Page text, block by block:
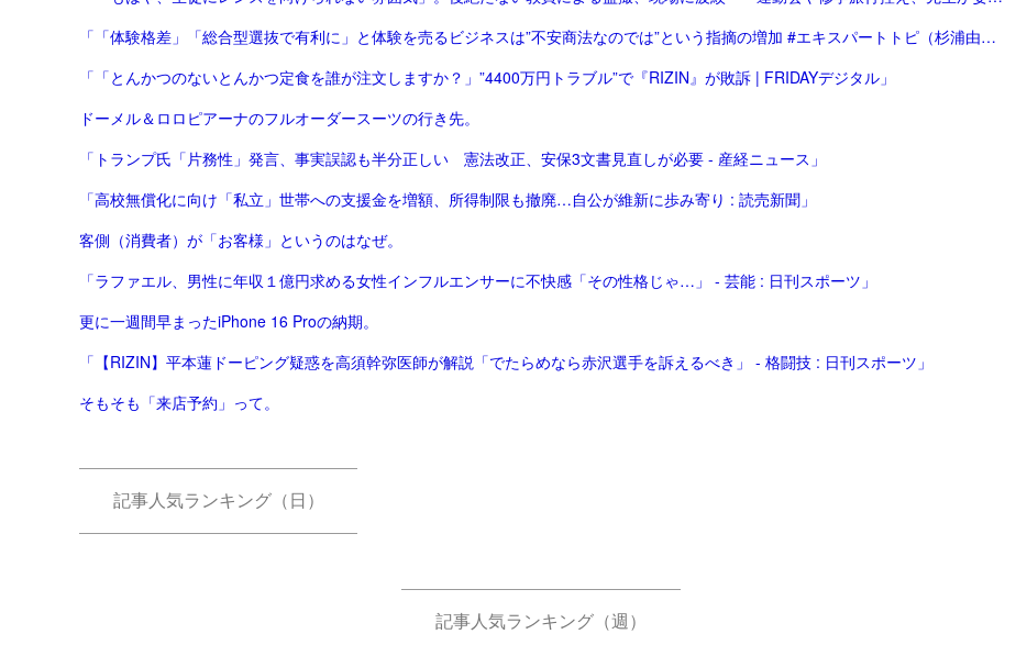
「「体験格差」「総合型選抜で有利に」と体験を売るビジネスは”不安商法なのでは”という指摘の増加 #エキスパートトピ（杉浦由美子） - エキスパート - Yahoo!ニュース」
「「とんかつのないとんかつ定食を誰が注文しますか？」”4400万円トラブル”で『RIZIN』が敗訴 | FRIDAYデジタル」
ドーメル＆ロロピアーナのフルオーダースーツの行き先。
「トランプ氏「片務性」発言、事実誤認も半分正しい 憲法改正、安保3文書見直しが必要 - 産経ニュース」
「高校無償化に向け「私立」世帯への支援金を増額、所得制限も撤廃…自公が維新に歩み寄り : 読売新聞」
客側（消費者）が「お客様」というのはなぜ。
「ラファエル、男性に年収１億円求める女性インフルエンサーに不快感「その性格じゃ…」 - 芸能 : 日刊スポーツ」
更に一週間早まったiPhone 16 Proの納期。
「【RIZIN】平本蓮ドーピング疑惑を高須幹弥医師が解説「でたらめなら赤沢選手を訴えるべき」 - 格闘技 : 日刊スポーツ」
そもそも「来店予約」って。
記事人気ランキング（日）
記事人気ランキング（週）